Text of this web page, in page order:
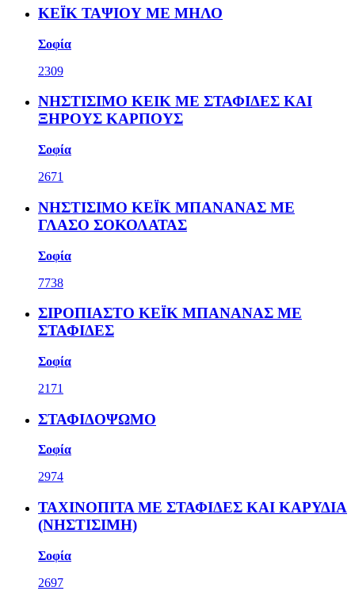
ΚΕΪΚ ΤΑΨΙΟΥ ΜΕ ΜΗΛΟ
Σοφία
2309
ΝΗΣΤΙΣΙΜΟ ΚΕΙΚ ΜΕ ΣΤΑΦΙΔΕΣ ΚΑΙ
ΞΗΡΟΥΣ ΚΑΡΠΟΥΣ
Σοφία
2671
ΝΗΣΤΙΣΙΜΟ ΚΕΪΚ ΜΠΑΝΑΝΑΣ ΜΕ
ΓΛΑΣΟ ΣΟΚΟΛΑΤΑΣ
Σοφία
7738
ΣΙΡΟΠΙΑΣΤΟ ΚΕΪΚ ΜΠΑΝΑΝΑΣ ΜΕ
ΣΤΑΦΙΔΕΣ
Σοφία
2171
ΣΤΑΦΙΔΟΨΩΜΟ
Σοφία
2974
ΤΑΧΙΝΟΠΙΤΑ ΜΕ ΣΤΑΦΙΔΕΣ ΚΑΙ ΚΑΡΥΔΙΑ
(ΝΗΣΤΙΣΙΜΗ)
Σοφία
2697